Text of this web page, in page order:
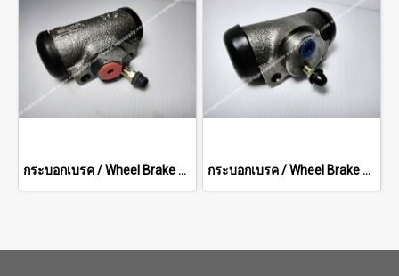
กระบอกเบรค / Wheel Brake Cylinder กระบอกเบรค / Wheel Brake Cylinder